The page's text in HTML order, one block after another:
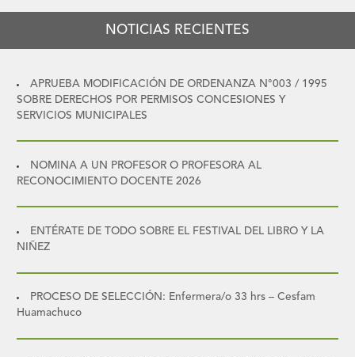
NOTICIAS RECIENTES
APRUEBA MODIFICACIÓN DE ORDENANZA N°003 / 1995
SOBRE DERECHOS POR PERMISOS CONCESIONES Y
SERVICIOS MUNICIPALES
NOMINA A UN PROFESOR O PROFESORA AL
RECONOCIMIENTO DOCENTE 2026
ENTÉRATE DE TODO SOBRE EL FESTIVAL DEL LIBRO Y LA
NIÑEZ
PROCESO DE SELECCIÓN: Enfermera/o 33 hrs – Cesfam
Huamachuco